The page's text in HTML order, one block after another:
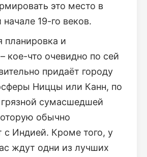
это место в
начале 19-го веков.
планировка и
кое-что очевидно по сей
придаёт городу
Ниццы или Канн, по
сумасшедшей
обычно
с Индией. Кроме того, у
ждут одни из лучших